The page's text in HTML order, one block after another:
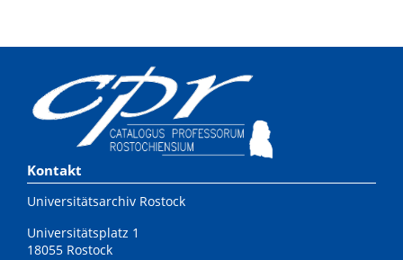
Kontakt
Universitätsarchiv Rostock
Universitätsplatz 1
18055 Rostock